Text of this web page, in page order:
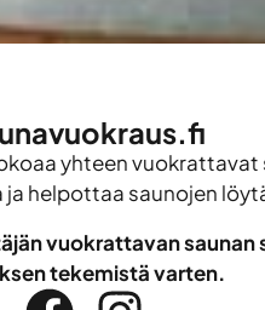
yhteen vuokrattavat
ja helpottaa saunojen
vuokrattavan saunan
tekemistä varten.